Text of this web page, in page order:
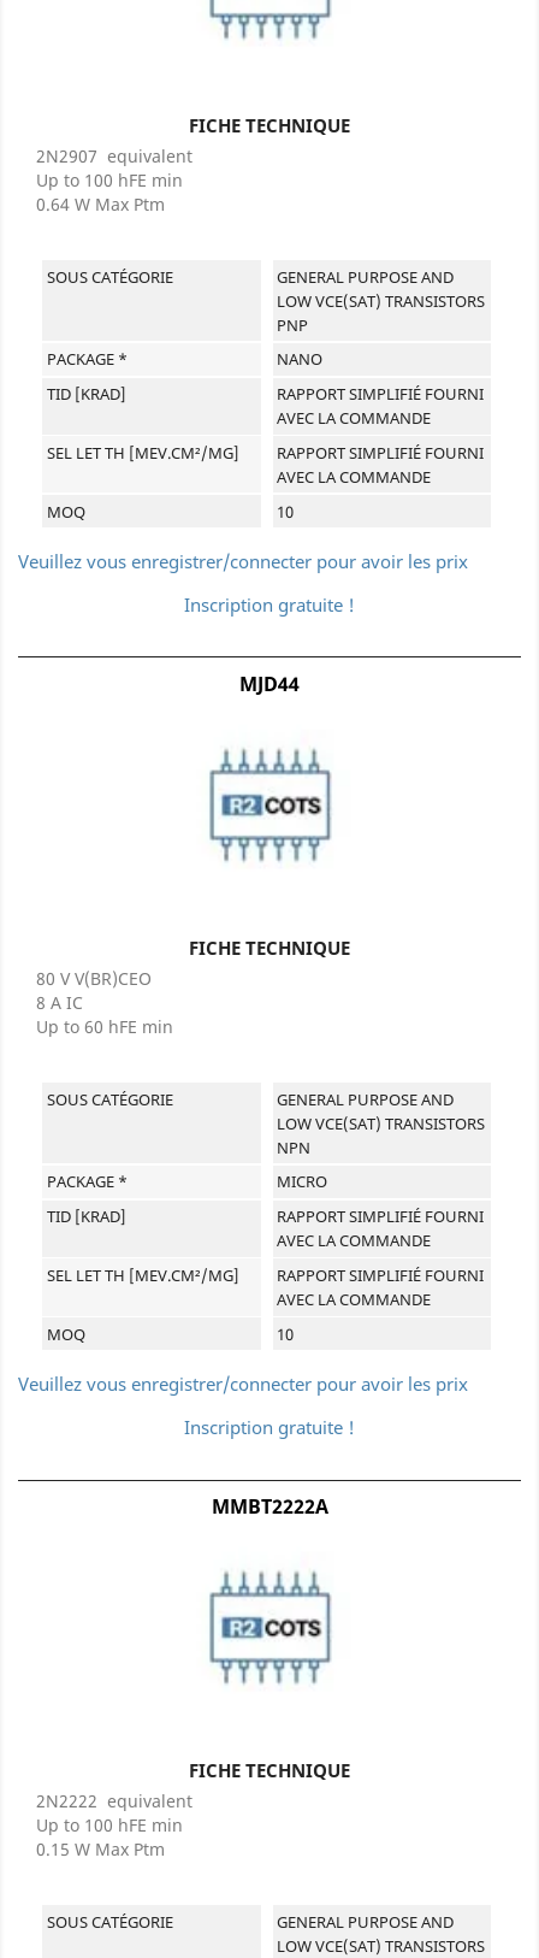
FICHE TECHNIQUE
2N2907 equivalent
Up to 100 hFE min
0.64 W Max Ptm
SOUS CATÉGORIE
GENERAL PURPOSE AND
LOW VCE(SAT) TRANSISTORS
PNP
PACKAGE *
NANO
TID [KRAD]
RAPPORT SIMPLIFIÉ FOURNI
AVEC LA COMMANDE
SEL LET TH [MEV.CM²/MG]
RAPPORT SIMPLIFIÉ FOURNI
AVEC LA COMMANDE
MOQ
10
Veuillez vous enregistrer/connecter pour avoir les prix
Inscription gratuite !
MJD44
FICHE TECHNIQUE
80 V V(BR)CEO
8 A IC
Up to 60 hFE min
SOUS CATÉGORIE
GENERAL PURPOSE AND
LOW VCE(SAT) TRANSISTORS
NPN
PACKAGE *
MICRO
TID [KRAD]
RAPPORT SIMPLIFIÉ FOURNI
AVEC LA COMMANDE
SEL LET TH [MEV.CM²/MG]
RAPPORT SIMPLIFIÉ FOURNI
AVEC LA COMMANDE
MOQ
10
Veuillez vous enregistrer/connecter pour avoir les prix
Inscription gratuite !
MMBT2222A
FICHE TECHNIQUE
2N2222 equivalent
Up to 100 hFE min
0.15 W Max Ptm
SOUS CATÉGORIE
GENERAL PURPOSE AND
LOW VCE(SAT) TRANSISTORS